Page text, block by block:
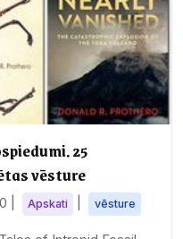
25
vēsture
Apskati vēsture